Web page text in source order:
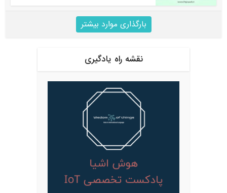
بارگذاری موارد بیشتر
نقشه راه یادگیری